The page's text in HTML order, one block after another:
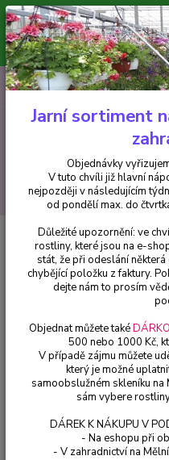
Minimální hodnota pro
V tuto chvíli již hlavní nápor
nejpozději v následujícím
vyřizujeme v
+420 602 223 614
Fuchsie Boliviána var.
Boliviána var.
prodejně
Jarní sortiment
Objednávky
V tuto chvíli již hlavní
nejpozději v následujícím
od pondělí max. do
Důležité upozornění: ve
rostliny, které jsou na e-
stát, že při odeslání
chybějící položku z faktury.
dejte nám to prosím
Objednat můžete také
500 nebo 1000 Kč,
V případě zájmu můžete
který je možné
samoobslužném skleníku
sám vybere
DÁREK K NÁKUPU V
- Na eshopu při
- V zahradnictví na